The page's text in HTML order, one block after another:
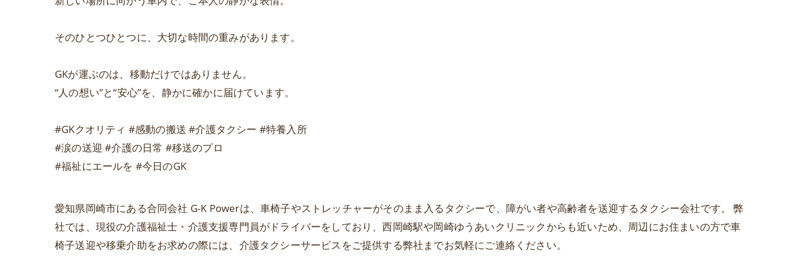
そのひとつひとつに、大切な時間の重みがあります。
GKが運ぶのは、移動だけではありません。
“人の想い”と“安心”を、静かに確かに届けています。
#GKクオリティ #感動の搬送 #介護タクシー #特養入所
#涙の送迎 #介護の日常 #移送のプロ
#福祉にエールを #今日のGK
愛知県岡崎市にある合同会社 G-K Powerは、車椅子やストレッチャーがそのまま入るタクシーで、障がい者や高齢者を送迎するタクシー会社です。 弊
社では、現役の介護福祉士・介護支援専門員がドライバーをしており、西岡崎駅や岡崎ゆうあいクリニックからも近いため、周辺にお住まいの方で車
椅子送迎や移乗介助をお求めの際には、介護タクシーサービスをご提供する弊社までお気軽にご連絡ください。